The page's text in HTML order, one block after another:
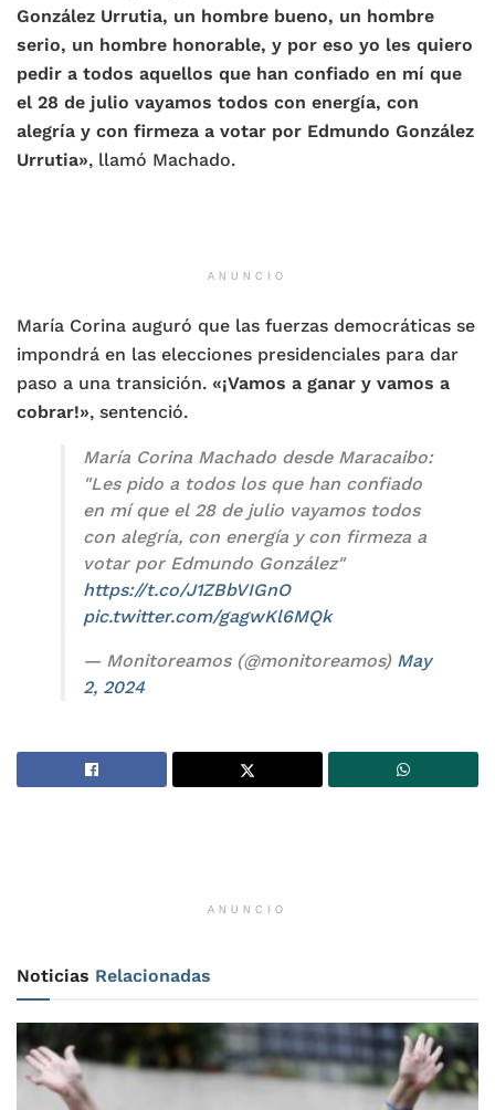
González Urrutia, un hombre bueno, un hombre
serio, un hombre honorable, y por eso yo les quiero
pedir a todos aquellos que han confiado en mí que
el 28 de julio vayamos todos con energía, con
alegría y con firmeza a votar por Edmundo González
Urrutia», llamó Machado.
ANUNCIO
María Corina auguró que las fuerzas democráticas se
impondrá en las elecciones presidenciales para dar
paso a una transición. «¡Vamos a ganar y vamos a
cobrar!», sentenció.
María Corina Machado desde Maracaibo:
"Les pido a todos los que han confiado
en mí que el 28 de julio vayamos todos
con alegría, con energía y con firmeza a
votar por Edmundo González"
https://t.co/J1ZBbVIGnO
pic.twitter.com/gagwKl6MQk
— Monitoreamos (@monitoreamos) May
2, 2024
ANUNCIO
Noticias Relacionadas